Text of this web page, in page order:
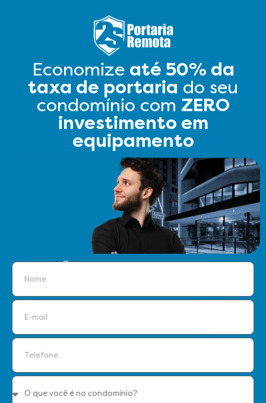
Economize até 50% da
taxa de portaria do seu
condomínio com ZERO
investimento em
equipamento
Faça seu orçamento agora